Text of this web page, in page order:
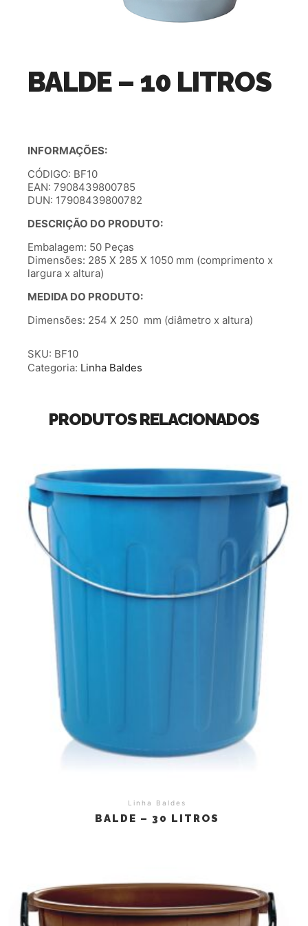
BALDE – 10 LITROS
INFORMAÇÕES:
CÓDIGO: BF10
EAN: 7908439800785
DUN: 17908439800782
DESCRIÇÃO DO PRODUTO:
Embalagem: 50 Peças
Dimensões: 285 X 285 X 1050 mm (comprimento x
largura x altura)
MEDIDA DO PRODUTO:
Dimensões: 254 X 250 mm (diâmetro x altura)
SKU: BF10
Categoria: Linha Baldes
PRODUTOS RELACIONADOS
Linha Baldes
BALDE – 30 LITROS